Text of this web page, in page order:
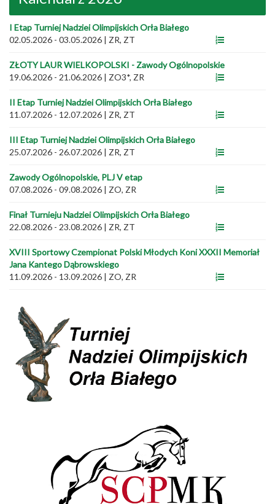
I Etap Turniej Nadziei Olimpijskich Orła Białego
02.05.2026 - 03.05.2026 | ZR, ZT
ZŁOTY LAUR WIELKOPOLSKI - Zawody Ogólnopolskie
19.06.2026 - 21.06.2026 | ZO3*, ZR
II Etap Turniej Nadziei Olimpijskich Orła Białego
11.07.2026 - 12.07.2026 | ZR, ZT
III Etap Turniej Nadziei Olimpijskich Orła Białego
25.07.2026 - 26.07.2026 | ZR, ZT
Zawody Ogólnopolskie, PLJ V etap
07.08.2026 - 09.08.2026 | ZO, ZR
Finał Turnieju Nadziei Olimpijskich Orła Białego
22.08.2026 - 23.08.2026 | ZR, ZT
XVIII Sportowy Czempionat Polski Młodych Koni XXXII Memoriał
Jana Kantego Dąbrowskiego
11.09.2026 - 13.09.2026 | ZO, ZR